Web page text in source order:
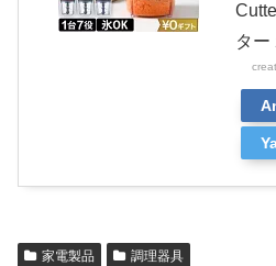
ター
家電製品 調理器具